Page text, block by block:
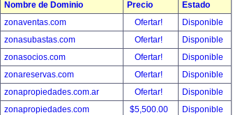
Nombre de Dominio Precio
Estado
zonaventas.com
Ofertar!
Disponible
zonasubastas.com
Ofertar!
Disponible
zonasocios.com
Ofertar!
Disponible
zonareservas.com
Ofertar!
Disponible
zonapropiedades.com.ar
Ofertar!
Disponible
zonapropiedades.com
$5,500.00
Disponible